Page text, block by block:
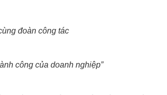
đoàn công tác
công của doanh nghiệp”